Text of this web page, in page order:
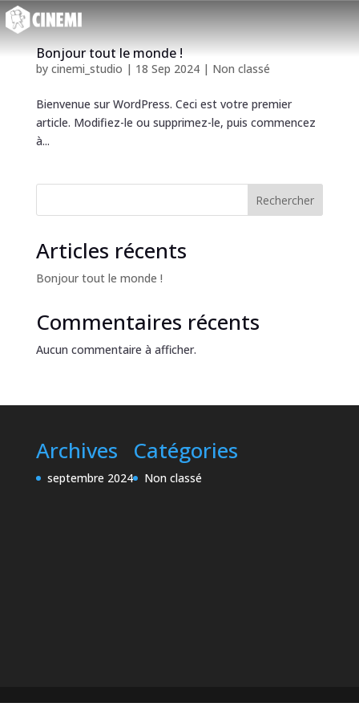
Bonjour tout le monde !
by cinemi_studio | 18 Sep 2024| Non classé
Bienvenue sur WordPress. Ceci est votre premier
article. Modifiez-le ou supprimez-le, puis commencez
à...
Rechercher
Articles récents
Bonjour tout le monde !
Commentaires récents
Aucun commentaire à afficher.
Archives
septembre 2024
Catégories
Non classé